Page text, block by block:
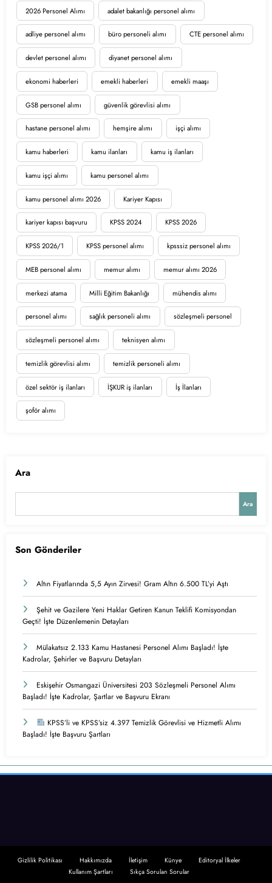
2026 Personel Alımı adalet bakanlığı personel alımı
adliye personel alımı büro personeli alımı CTE personel alımı
devlet personel alımı diyanet personel alımı
ekonomi haberleri emekli haberleri emekli maaşı
GSB personel alımı güvenlik görevlisi alımı
hastane personel alımı hemşire alımı işçi alımı
kamu haberleri kamu ilanları kamu iş ilanları
kamu işçi alımı kamu personel alımı
kamu personel alımı 2026 Kariyer Kapısı
kariyer kapısı başvuru KPSS 2024 KPSS 2026
KPSS 2026/1 KPSS personel alımı kpsssiz personel alımı
MEB personel alımı memur alımı memur alımı 2026
merkezi atama Milli Eğitim Bakanlığı mühendis alımı
personel alımı sağlık personeli alımı sözleşmeli personel
sözleşmeli personel alımı teknisyen alımı
temizlik görevlisi alımı temizlik personeli alımı
özel sektör iş ilanları İŞKUR iş ilanları İş İlanları
şoför alımı
Ara
Ara
Son Gönderiler
Altın Fiyatlarında 5,5 Ayın Zirvesi! Gram Altın 6.500 TL’yi Aştı
Şehit ve Gazilere Yeni Haklar Getiren Kanun Teklifi Komisyondan
Geçti! İşte Düzenlemenin Detayları
Mülakatsız 2.133 Kamu Hastanesi Personel Alımı Başladı! İşte
Kadrolar, Şehirler ve Başvuru Detayları
Eskişehir Osmangazi Üniversitesi 203 Sözleşmeli Personel Alımı
Başladı! İşte Kadrolar, Şartlar ve Başvuru Ekranı
KPSS’li ve KPSS’siz 4.397 Temizlik Görevlisi ve Hizmetli Alımı
Başladı! İşte Başvuru Şartları
Gizlilik Politikası Hakkımızda İletişim Künye
Editoryal İlkeler
Kullanım Şartları
Sıkça Sorulan Sorular